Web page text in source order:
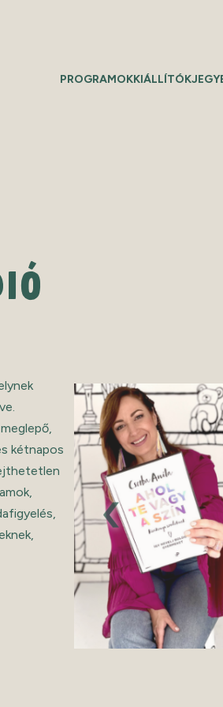
PROGRAMOKKIÁLLÍTÓK
‹
kétnapos